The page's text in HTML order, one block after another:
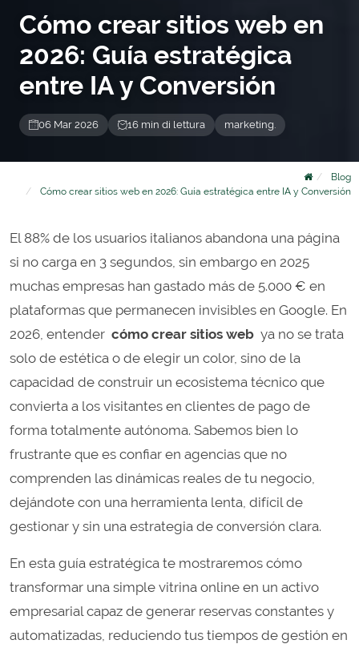
Cómo crear sitios web en
2026: Guía estratégica
entre IA y Conversión
06 Mar 2026 16 min di lettura marketing.
Blog
Cómo crear sitios web en 2026: Guía estratégica entre IA y Conversión
El 88% de los usuarios italianos abandona una página
si no carga en 3 segundos, sin embargo en 2025
muchas empresas han gastado más de 5.000 € en
plataformas que permanecen invisibles en Google. En
2026, entender cómo crear sitios web ya no se trata
solo de estética o de elegir un color, sino de la
capacidad de construir un ecosistema técnico que
convierta a los visitantes en clientes de pago de
forma totalmente autónoma. Sabemos bien lo
frustrante que es confiar en agencias que no
comprenden las dinámicas reales de tu negocio,
dejándote con una herramienta lenta, difícil de
gestionar y sin una estrategia de conversión clara.
En esta guía estratégica te mostraremos cómo
transformar una simple vitrina online en un activo
empresarial capaz de generar reservas constantes y
automatizadas, reduciendo tus tiempos de gestión en